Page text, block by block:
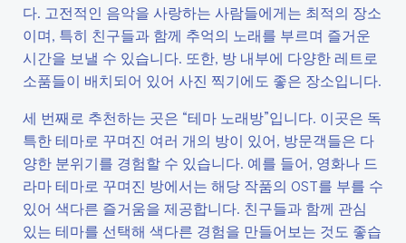
다. 고전적인 음악을 사랑하는 사람들에게는 최적의 장소
이며, 특히 친구들과 함께 추억의 노래를 부르며 즐거운
시간을 보낼 수 있습니다. 또한, 방 내부에 다양한 레트로
소품들이 배치되어 있어 사진 찍기에도 좋은 장소입니다.
세 번째로 추천하는 곳은 “테마 노래방”입니다. 이곳은 독
특한 테마로 꾸며진 여러 개의 방이 있어, 방문객들은 다
양한 분위기를 경험할 수 있습니다. 예를 들어, 영화나 드
라마 테마로 꾸며진 방에서는 해당 작품의 OST를 부를 수
있어 색다른 즐거움을 제공합니다. 친구들과 함께 관심
있는 테마를 선택해 색다른 경험을 만들어보는 것도 좋습